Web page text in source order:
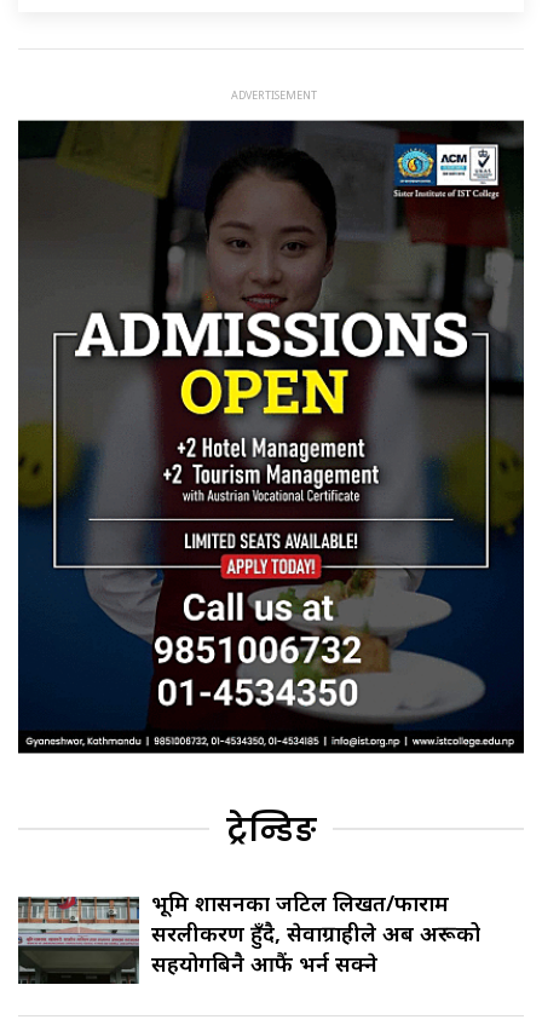
ट्रेन्डिङ
भूमि प्रशासनका जटिल लिखत/फाराम
सरलीकरण हुँदै, सेवाग्राहीले अब अरूको
सहयोगबिनै आफैं भर्न सक्ने